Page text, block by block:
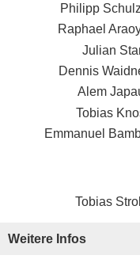
Philipp
Raphael
Julian
Dennis
Alem
Tobias
Emmanuel
Tobias
Weitere Infos